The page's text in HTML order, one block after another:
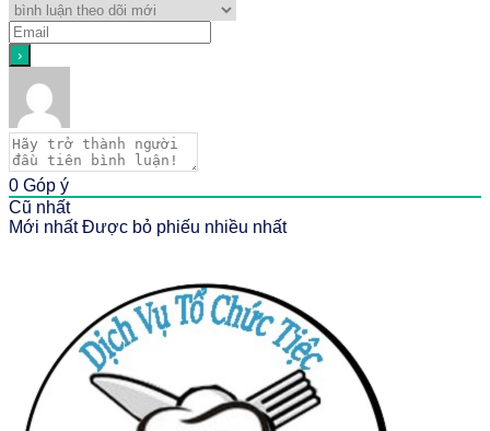
0 Góp ý
Cũ nhất
Mới nhất Được bỏ phiếu nhiều nhất